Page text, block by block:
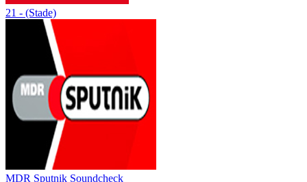
21 - (Stade)
MDR Sputnik Soundcheck